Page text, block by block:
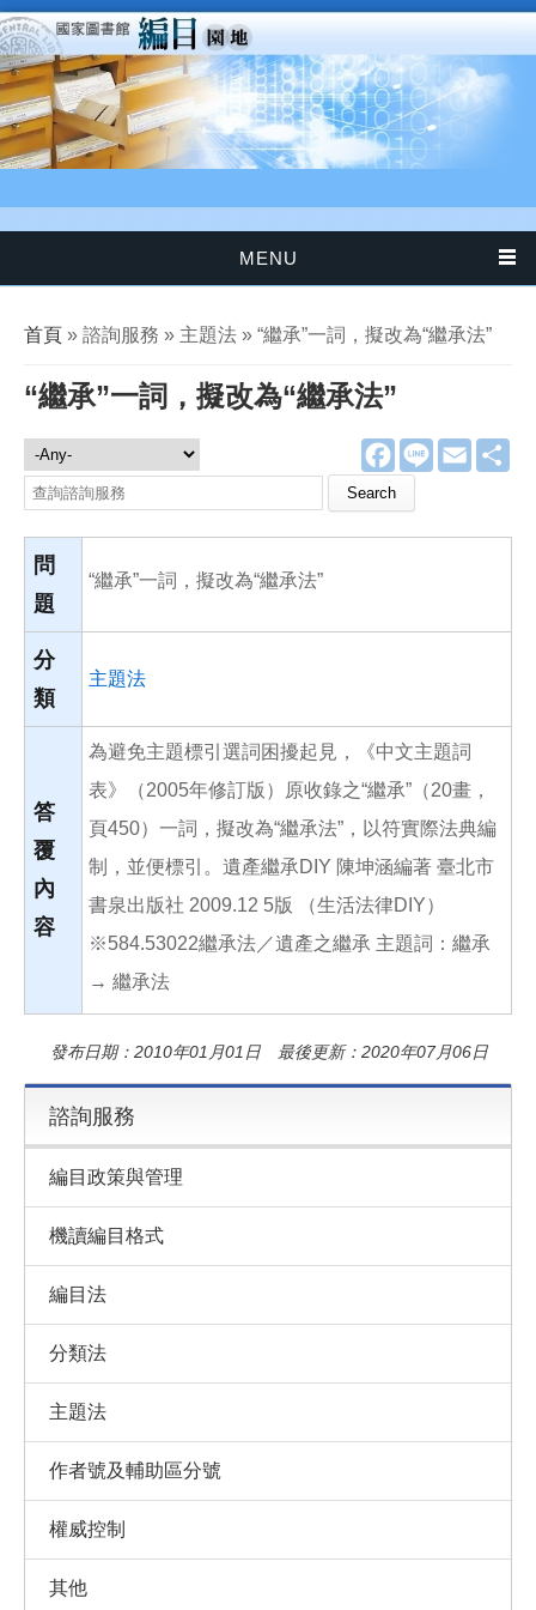
移至主內容
MENU
您在這裡
首頁 » 諮詢服務 » 主題法 » “繼承”一詞，擬改為“繼承法”
“繼承”一詞，擬改為“繼承法”
F
a
e
o
L
E
m
諮詢服務
Search this site
問
題
“繼承”一詞，擬改為“繼承法”
分
類
主題法
答
覆
內
容
為避免主題標引選詞困擾起見，《中文主題詞
表》（2005年修訂版）原收錄之“繼承”（20畫，
頁450）一詞，擬改為“繼承法”，以符實際法典編
制，並便標引。遺產繼承DIY 陳坤涵編著 臺北市
書泉出版社 2009.12 5版 （生活法律DIY）
※584.53022繼承法／遺產之繼承 主題詞：繼承
→ 繼承法
發布日期：2010年01月01日 最後更新：2020年07月06日
諮詢服務
編目政策與管理
機讀編目格式
編目法
分類法
主題法
作者號及輔助區分號
權威控制
其他